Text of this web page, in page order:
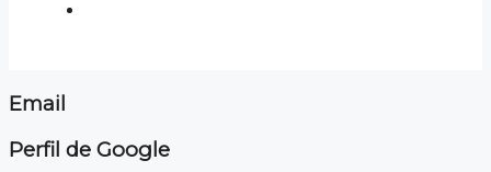
Email
Perfil de Google